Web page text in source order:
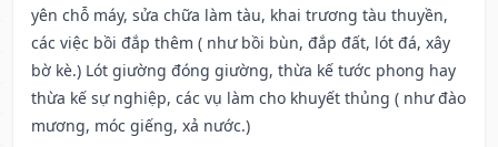
yên chỗ máy, sửa chữa làm tàu, khai trương tàu thuyền,
các việc bồi đắp thêm ( như bồi bùn, đắp đất, lót đá, xây
bờ kè.) Lót giường đóng giường, thừa kế tước phong hay
thừa kế sự nghiệp, các vụ làm cho khuyết thủng ( như đào
mương, móc giếng, xả nước.)